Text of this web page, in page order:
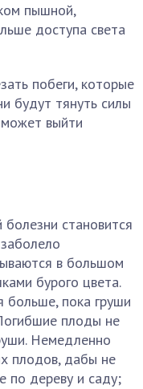
пышной,
доступа света
побеги, которые
будут тянуть силы
выйти
становится
в большом
бурого цвета.
больше, пока груши
плоды не
Немедленно
плодов, дабы не
по дереву и саду;